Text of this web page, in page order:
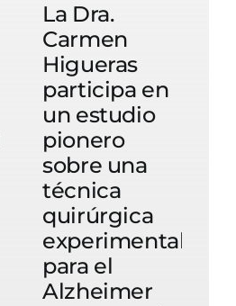
La Dra.
Carmen
Higueras
participa en
un estudio
pionero
sobre una
técnica
quirúrgica
experimental
para el
Alzheimer